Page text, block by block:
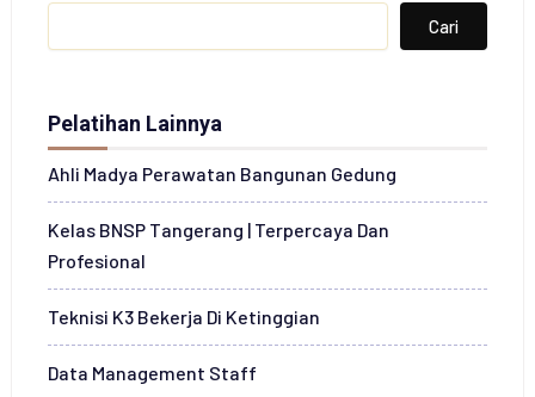
Search
Cari
Pelatihan Lainnya
Ahli Madya Perawatan Bangunan Gedung
Kelas BNSP Tangerang | Terpercaya Dan
Profesional
Teknisi K3 Bekerja Di Ketinggian
Data Management Staff